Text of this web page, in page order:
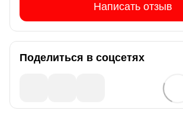
Написать отзыв
Поделиться в соцсетях